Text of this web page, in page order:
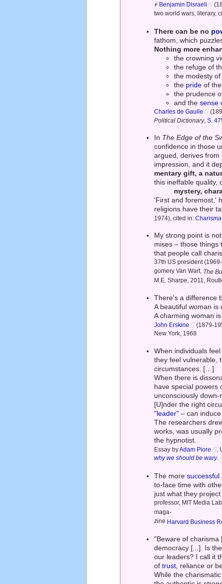
⚡ Benjamin Disraeli
two world wars, literary,
There can be no
fathom, which
Nothing more
the crowning
the refuge of
the modesty
the pride of
the prudence
and thesense
Charles de Gaulle
Political Dictionary,S.
In The Edge of the
confidence in those
argued, derives
impression, and it
mentary gift, a
this ineffable quality,
mystery,
'First and foremost,'
religions have their
1974), cited in:
My strong point is
mises – those things
that people call
37th US president
gomery Van Wart, The
M.E. Sharpe, 2011,
There's a difference
A beautiful woman is
A charming woman
John Erskine (1879-
New York, 1968
When individuals
they feel vulnerable,
circumstances. […]
When there is
have special powers
unconsciously
[U]nder the right
"leader" – can
The researchers
works, was usually
the hypnotist.
Essay byAdam Piore
why we should be wary.
The moresuccessful
to-face time with
just what they
professor, MIT Media
maga-
zine Harvard Business
"Beware of
democracy [...]. Is
our leaders? I call it
oftrust , reliance or
While the